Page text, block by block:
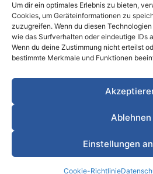
Um dir ein optimales Erlebnis zu bieten,
Cookies, um Geräteinformationen zu
zuzugreifen. Wenn du diesen
wie das Surfverhalten oder eindeutige IDs
Wenn du deine Zustimmung nicht erteilst
bestimmte Merkmale und Funktionen
Ablehnen
Einstellungen
Cookie-Richtlinie
BELIEBTE
Berichte & Analysen Business
Gesundheit &
Meetings & Protokolle
Personal &
Privat
Produktion & Logistik